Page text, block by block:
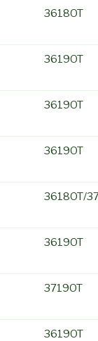
3618OT
3619OT
3619OT
3619OT
3618OT/
3619OT
3719OT
3619OT